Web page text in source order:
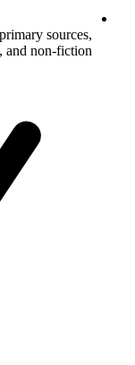
sources,
and non-fiction.